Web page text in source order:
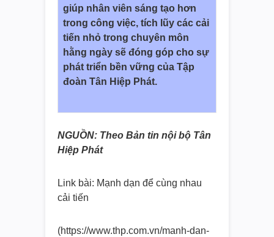
giúp nhân viên sáng tạo hơn
trong công việc, tích lũy các cải
tiến nhỏ trong chuyên môn
hằng ngày sẽ đóng góp cho sự
phát triển bền vững của Tập
đoàn Tân Hiệp Phát.
NGUỒN: Theo Bản tin nội bộ Tân
Hiệp Phát
Link bài: Mạnh dạn để cùng nhau
cải tiến
(https://www.thp.com.vn/manh-dan-